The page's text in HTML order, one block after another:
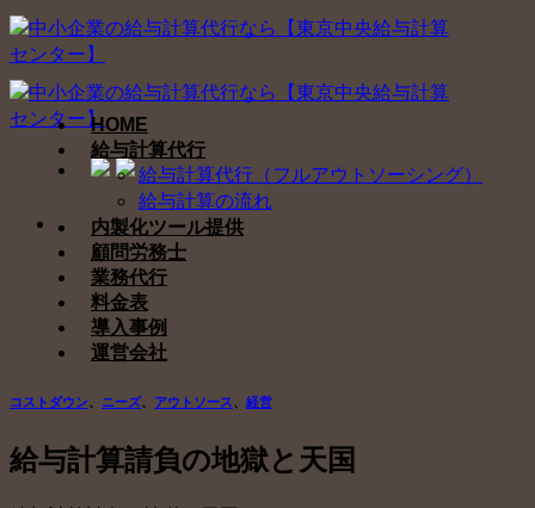
Skip
to
content
HOME
給与計算代行
給与計算代行（フルアウトソーシング）
給与計算の流れ
内製化ツール提供
顧問労務士
業務代行
料金表
導入事例
運営会社
コストダウン ニーズ、 アウトソース 経営
給与計算請負の地獄と天国